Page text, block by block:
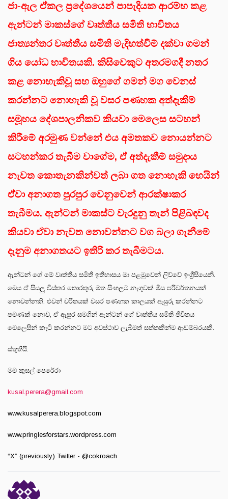
ජා-ඇල ඒකල ප්‍රදේශයෙන් පාපැදියක ආරම්භ කළ
ඇන්ටන් මාකස්ගේ වෘත්තීය සමිති භාවිතය
ජාත්‍යන්තර වෘත්තීය සමිති මැදිහත්වීම් දක්වා ගමන්
ගිය යෝධ භාවිතයකි. කිසිවෙකුට අතරමගදී නතර
කළ නොහැකිවූ සහ ඔහුගේ ගමන් මග වෙනස්
කරන්නට නොහැකි වූ වසර පණහක අත්දැකීම්
සමූහය දේශපාලනිකව කියවා මෙලෙස සටහන්
කිරීමේ අරමුණ වන්නේ එය අමතකව නොයන්නට
සටහන්කර තැබීම වාගේම, ඒ අත්දැකීම් සමුදාය
නැවත කොතැනකින්වත් ලබා ගත නොහැකි හෙයින්
ඒවා අනාගත පුරපුර වෙනුවෙන් ආරක්ෂාකර
තැබීමය. ඇන්ටන් මාකස්ට වැරදුනු තැන් පිළිබඳවද
කියවා ඒවා නැවත නොවන්නට වග බලා ගැනීමේ
දැනුම අනාගතයට ඉතිරි කර තැබීමටය.
ඇන්ටන් ගේ මේ වෘත්තීය සමිති ඉතිහාසය මා පළමුවෙන් ලිව්වේ ඉංග්‍රීසියෙනි.
මෙය ඒ සියලු විස්තර තොරතුරු මත සිංහලට නැගුවක් මිස පරිවර්තනයක්
නොවන්නකි. එවන් චරිතයක් වසර පණහක කාලයක් ඇසුරු කරන්නට
පමණක් නොව, ඒ ඇසුර සමගින් ඇන්ටන් ගේ වෘත්තීය සමිති ජීවිතය
මෙලෙසින් කැටි කරන්නට මට අවස්ථාව ලැබීමත් සත්තකින්ම ආඩම්බරයකි.
ස්තුතියි.
මම කුසල් පෙරේරා
kusal.perera@gmail.com
www.kusalperera.blogspot.com
www.pringlesforstars.wordpress.com
“X” (previously) Twitter - @cokroach